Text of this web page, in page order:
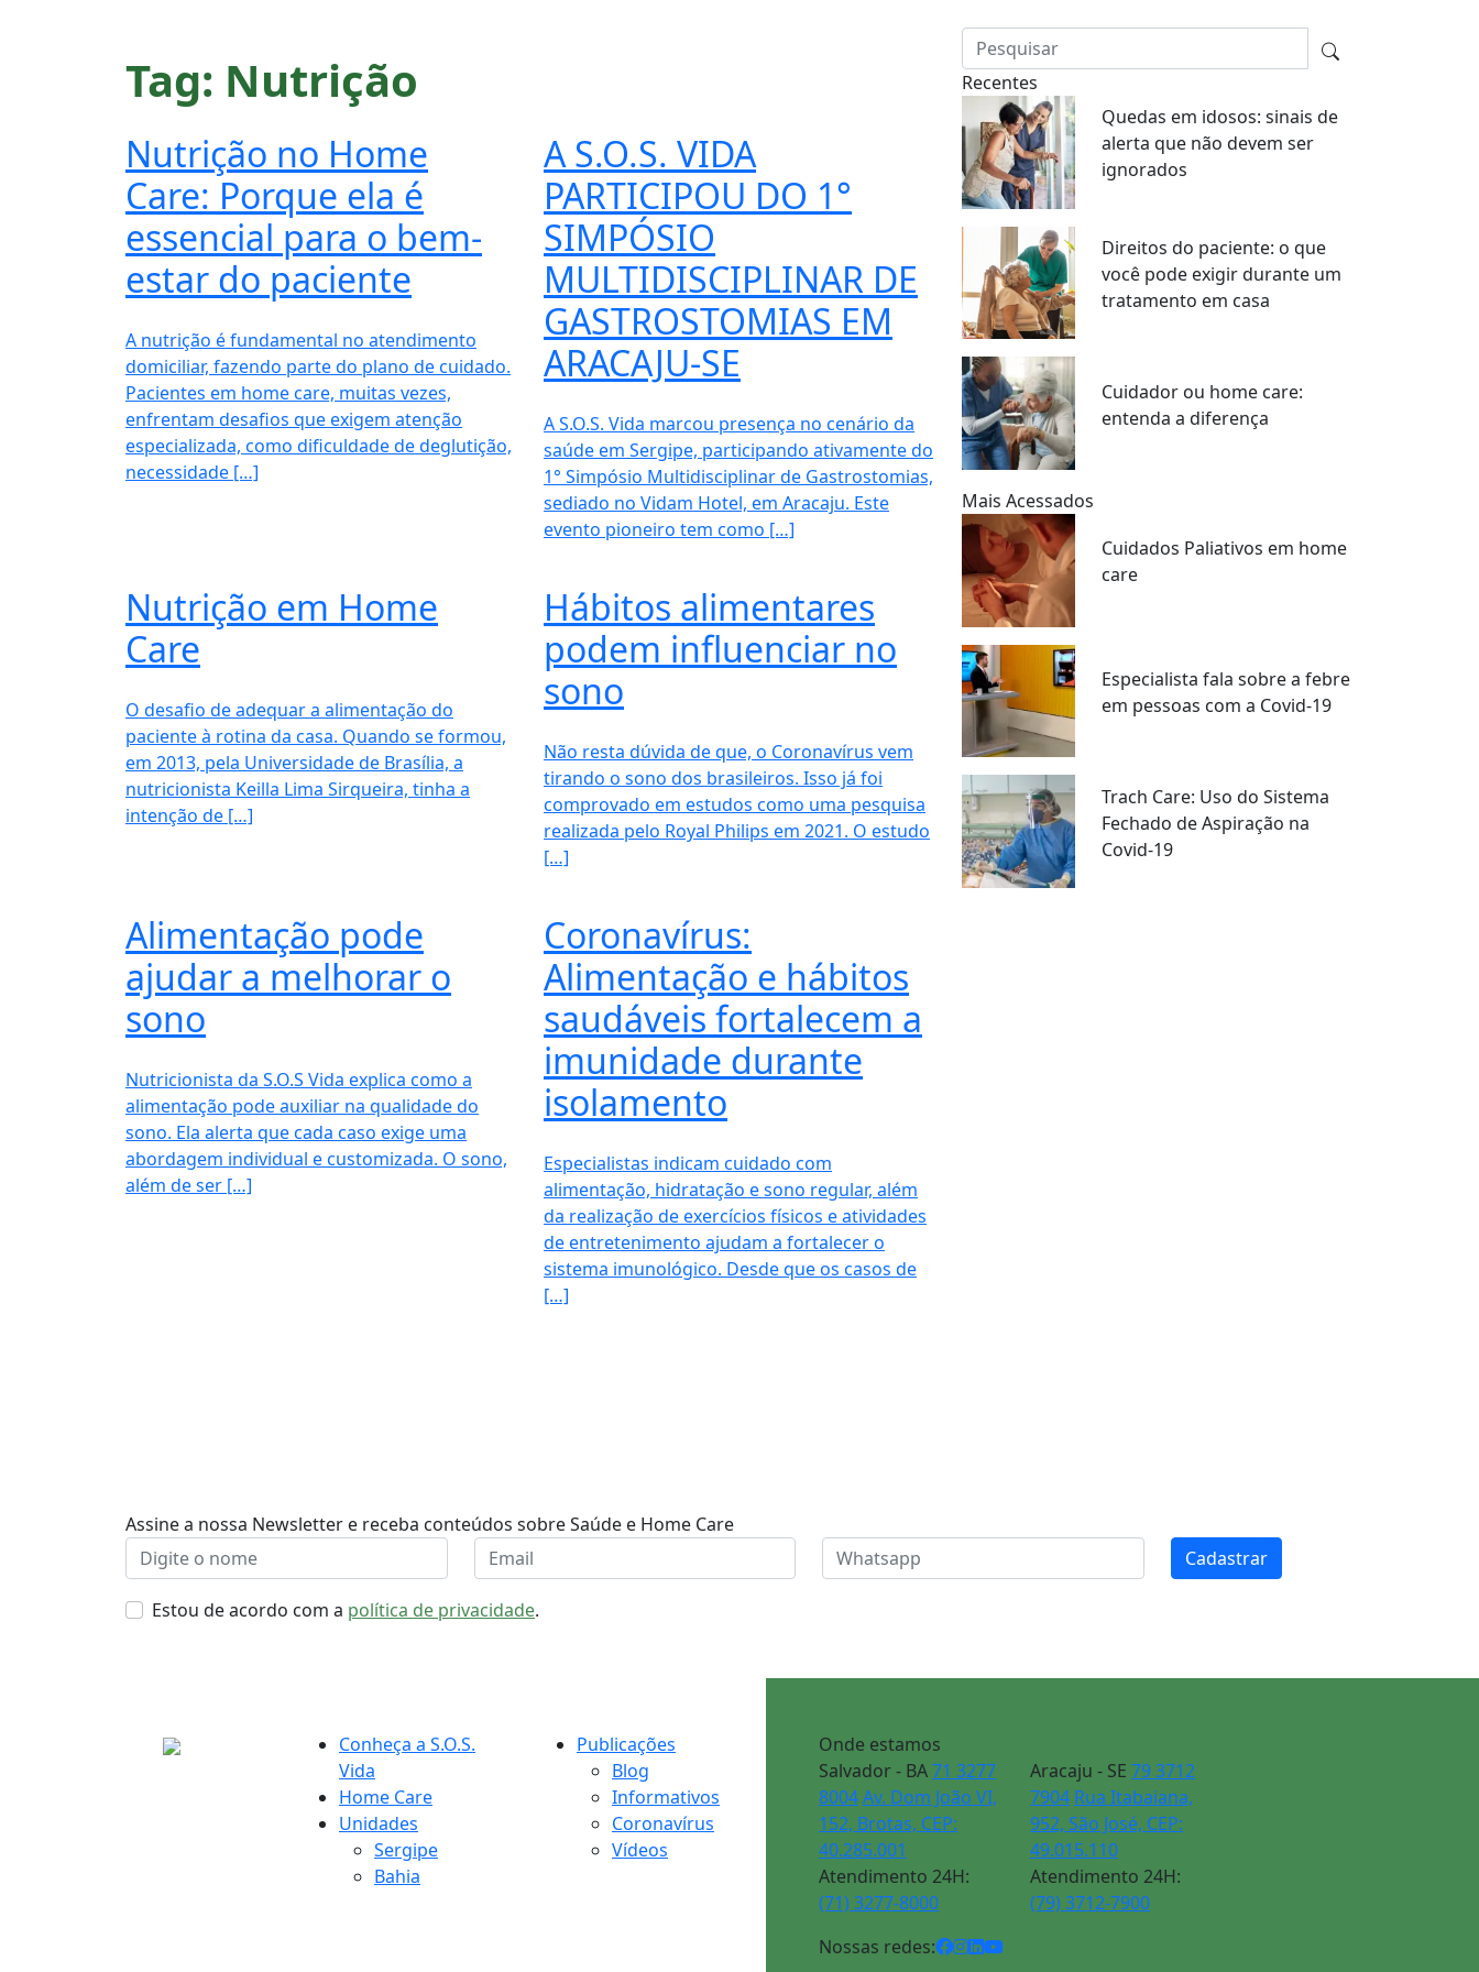
Tag: Nutrição
Nutrição no Home
Care: Porque ela é
essencial para o bem-
estar do paciente
A nutrição é fundamental no atendimento
domiciliar, fazendo parte do plano de cuidado.
Pacientes em home care, muitas vezes,
enfrentam desafios que exigem atenção
especializada, como dificuldade de deglutição,
necessidade […]
A S.O.S. VIDA
PARTICIPOU DO 1°
SIMPÓSIO
MULTIDISCIPLINAR DE
GASTROSTOMIAS EM
ARACAJU-SE
A S.O.S. Vida marcou presença no cenário da
saúde em Sergipe, participando ativamente do
1° Simpósio Multidisciplinar de Gastrostomias,
sediado no Vidam Hotel, em Aracaju. Este
evento pioneiro tem como […]
Nutrição em Home
Care
O desafio de adequar a alimentação do
paciente à rotina da casa. Quando se formou,
em 2013, pela Universidade de Brasília, a
nutricionista Keilla Lima Sirqueira, tinha a
intenção de […]
Hábitos alimentares
podem influenciar no
sono
Não resta dúvida de que, o Coronavírus vem
tirando o sono dos brasileiros. Isso já foi
comprovado em estudos como uma pesquisa
realizada pelo Royal Philips em 2021. O estudo
[…]
Alimentação pode
ajudar a melhorar o
sono
Nutricionista da S.O.S Vida explica como a
alimentação pode auxiliar na qualidade do
sono. Ela alerta que cada caso exige uma
abordagem individual e customizada. O sono,
além de ser […]
Coronavírus:
Alimentação e hábitos
saudáveis fortalecem a
imunidade durante
isolamento
Especialistas indicam cuidado com
alimentação, hidratação e sono regular, além
da realização de exercícios físicos e atividades
de entretenimento ajudam a fortalecer o
sistema imunológico. Desde que os casos de
[…]
Recentes
Quedas em idosos: sinais de
alerta que não devem ser
ignorados
Direitos do paciente: o que
você pode exigir durante um
tratamento em casa
Cuidador ou home care:
entenda a diferença
Mais Acessados
Cuidados Paliativos em home
care
Especialista fala sobre a febre
em pessoas com a Covid-19
Trach Care: Uso do Sistema
Fechado de Aspiração na
Covid-19
Assine a nossa Newsletter e receba conteúdos sobre Saúde e Home Care
Cadastrar
Estou de acordo com a política de privacidade.
Conheça a S.O.S.
Vida
Home Care
Unidades
Sergipe
Bahia
Publicações
Blog
Informativos
Coronavírus
Vídeos
Onde estamos
Salvador - BA71 3277
8004Av. Dom João VI,
152, Brotas, CEP:
40.285.001
Atendimento 24H:
(71) 3277-8000
Aracaju - SE 79 3712
7904 Rua Itabaiana,
952, São José, CEP:
49.015.110
Atendimento 24H:
(79) 3712-7900
Nossas redes: